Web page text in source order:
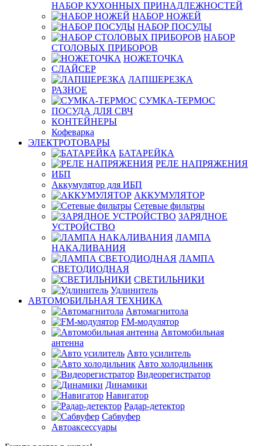
НАБОР КУХОННЫХ ПРИНАДЛЕЖНОСТЕЙ
НАБОР НОЖЕЙ
НАБОР ПОСУДЫ
НАБОР
СТОЛОВЫХ ПРИБОРОВ
НОЖЕТОЧКА
СЛАЙСЕР
ЛАПШЕРЕЗКА
РАЗНОЕ
СУМКА-ТЕРМОС
ПОСУДА ДЛЯ СВЧ
КОНТЕЙНЕРЫ
Кофеварка
ЭЛЕКТРОТОВАРЫ
БАТАРЕЙКА
РЕЛЕ НАПРЯЖЕНИЯ
ИБП
Аккумулятор для ИБП
АККУМУЛЯТОР
Сетевые фильтры
ЗАРЯДНОЕ
УСТРОЙСТВО
ЛАМПА
НАКАЛИВАНИЯ
ЛАМПА
СВЕТОДИОДНАЯ
СВЕТИЛЬНИКИ
Удлинитель
АВТОМОБИЛЬНАЯ ТЕХНИКА
Автомагнитола
FM-модулятор
Автомобильная
антенна
Авто усилитель
Авто холодильник
Видеорегистратор
Динамики
Навигатор
Радар-детектор
Сабвуфер
Автоаксессуары